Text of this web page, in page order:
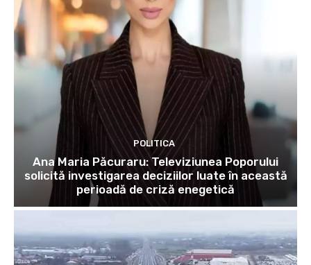
POLITICA
Ana Maria Păcuraru: Televiziunea Poporului
solicită investigarea deciziilor luate în această
perioadă de criză enegetică